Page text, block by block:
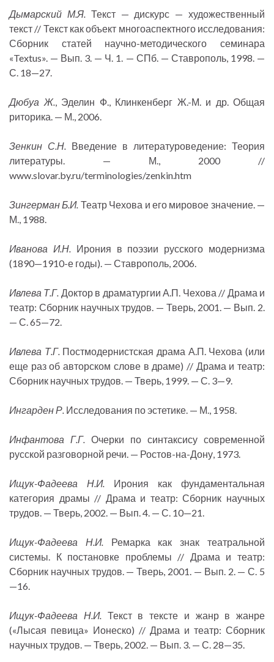
Дымарский М.Я.
Текст — дискурс — художественный
текст // Текст как объект многоаспектного исследования:
Сборник статей научно-методического семинара
«Textus». — Вып. 3. — Ч. 1. — СПб. — Ставрополь, 1998. —
С. 18—27.
Дюбуа Ж.
, Эделин Ф., Клинкенберг Ж.-М. и др. Общая
риторика. — М., 2006.
Зенкин С.Н.
Введение в литературоведение: Теория
литературы. — М., 2000 //
www.slovar.by.ru/terminologies/zenkin.htm
Зингерман Б.И. Театр Чехова и его мировое значение. —
М., 1988.
Иванова И.Н.
Ирония в поэзии русского модернизма
(1890—1910-е годы). — Ставрополь, 2006.
Ивлева Т.Г. Доктор в драматургии А.П. Чехова // Драма и
театр: Сборник научных трудов. — Тверь, 2001. — Вып. 2.
— С. 65—72.
Ивлева Т.Г. Постмодернистская драма А.П. Чехова (или
еще раз об авторском слове в драме) // Драма и театр:
Сборник научных трудов. — Тверь, 1999. — С. 3—9.
Ингарден Р. Исследования по эстетике. — М., 1958.
Инфантова Г.Г.
Очерки по синтаксису современной
русской разговорной речи. — Ростов-на-Дону, 1973.
Ищук-Фадеева Н.И.
Ирония как фундаментальная
категория драмы // Драма и театр: Сборник научных
трудов. — Тверь, 2002. — Вып. 4. — С. 10—21.
Ищук-Фадеева Н.И. Ремарка как знак театральной
системы. К постановке проблемы // Драма и театр:
Сборник научных трудов. — Тверь, 2001. — Вып. 2. — С. 5
—16.
Ищук-Фадеева Н.И. Текст в тексте и жанр в жанре
(«Лысая певица» Ионеско) // Драма и театр: Сборник
научных трудов. — Тверь, 2002. — Вып. 3. — С. 28—35.